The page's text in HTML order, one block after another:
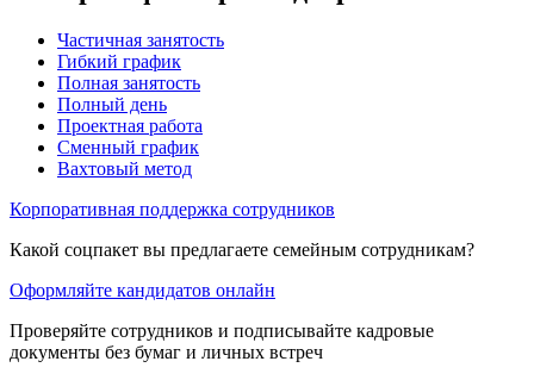
Частичная занятость
Гибкий график
Полная занятость
Полный день
Проектная работа
Сменный график
Вахтовый метод
Корпоративная поддержка сотрудников
Какой соцпакет вы предлагаете семейным сотрудникам?
Оформляйте кандидатов онлайн
Проверяйте сотрудников и подписывайте кадровые
документы без бумаг и личных встреч